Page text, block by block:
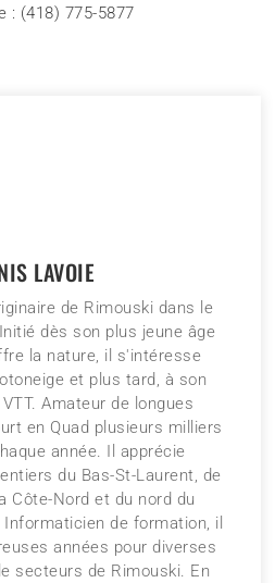
: (418) 775-5877
LAVOIE
de Rimouski dans le
dès son plus jeune âge
la nature, il s'intéresse
et plus tard, à son
Amateur de longues
en Quad plusieurs milliers
année. Il apprécie
du Bas-St-Laurent, de
Côte-Nord et du nord du
de formation, il
années pour diverses
secteurs de Rimouski. En